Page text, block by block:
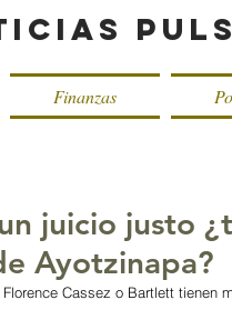
Finanzas
juicio justo
Ayotzinapa?
Cassez o Bartlett tienen